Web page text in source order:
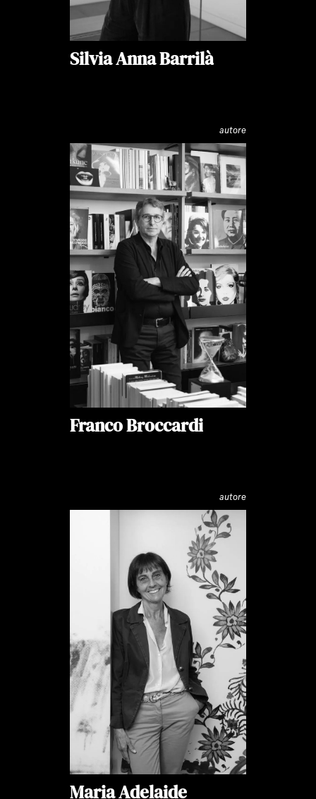
Silvia Anna Barrilà
autore
Franco Broccardi
autore
Maria Adelaide